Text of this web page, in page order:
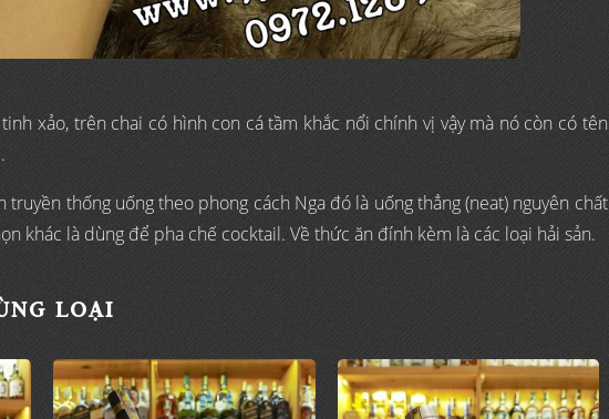
xảo, trên chai có hình con cá tầm khắc nổi chính vị vậy mà nó còn có tên
truyền thống uống theo phong cách Nga đó là uống thẳng (neat) nguyên chất
khác là dùng để pha chế cocktail. Về thức ăn đính kèm là các loại hải sản.
LOẠI